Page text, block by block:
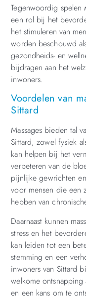
Tegenwoordig spelen
een rol bij het
het stimuleren van
worden beschouwd
gezondheids- en
bijdragen aan het
inwoners.
Voordelen van
Sittard
Massages bieden tal
Sittard, zowel fysiek
kan helpen bij het
verbeteren van de
pijnlijke gewrichten
voor mensen die een
hebben van
Daarnaast kunnen
stress en het
kan leiden tot een
stemming en een
inwoners van Sittard
welkome
en een kans om te